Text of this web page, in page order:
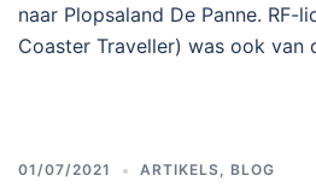
naar Plopsaland De Panne. RF-
Coaster Traveller) was ook van
01/07/2021 ARTIKELS BLOG